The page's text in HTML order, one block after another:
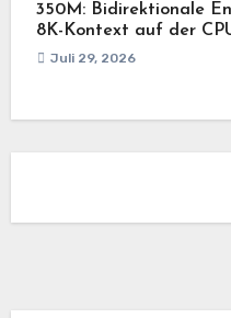
350M: Bidirektionale
8K-Kontext auf der
Juli 29, 2026